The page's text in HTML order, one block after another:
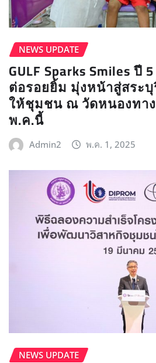
NEWS UPDATE​
GULF Sparks Smiles ปี
ต่อรอยยิ้ม มุ่งหน้าสู่สระ
ให้ชุมชน ณ วัดหนองทา
พ.ค.นี้
Admin2 พ.ค. 1, 2025
NEWS UPDATE​